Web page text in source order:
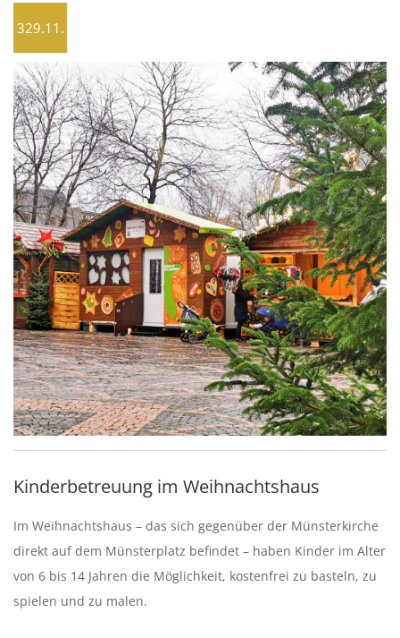
329.11.
Kinderbetreuung im Weihnachtshaus
Im Weihnachtshaus – das sich gegenüber der Münsterkirche
direkt auf dem Münsterplatz befindet – haben Kinder im Alter
von 6 bis 14 Jahren die Möglichkeit, kostenfrei zu basteln, zu
spielen und zu malen.